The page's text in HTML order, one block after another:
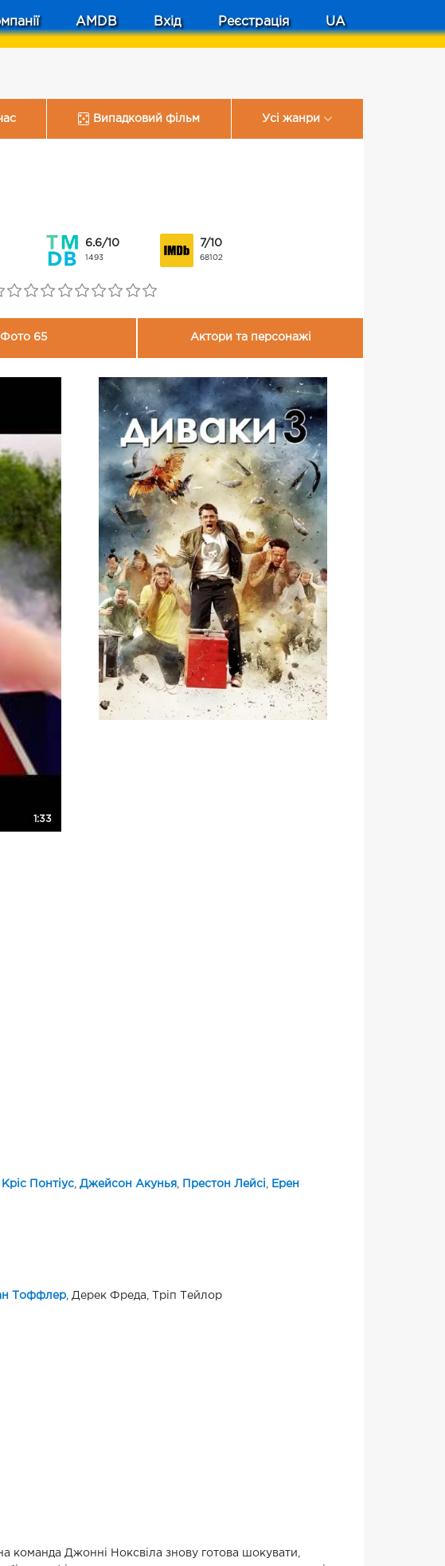
AMDB Вхід Реєстрація UA
Випадковий фільм Усі жанри
6.6/10
1493
7/10
68102
Фото 65 Актори та персонажі
1:33
Кріс Понтіус, Джейсон Акунья, Престон Лейсі
Ерен
Тоффлер, Дерек Фреда, Тріп Тейлор
команда Джонні Ноксвіла знову готова шокувати,